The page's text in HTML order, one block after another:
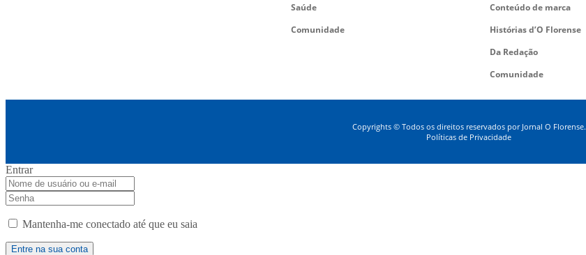
Saúde
Comunidade
Conteúdo de marca
Histórias d’O Florense
Da Redação
Comunidade
Copyrights © Todos os direitos reservados por Jornal O Florense.
Políticas de Privacidade
Entrar
Mantenha-me conectado até que eu saia